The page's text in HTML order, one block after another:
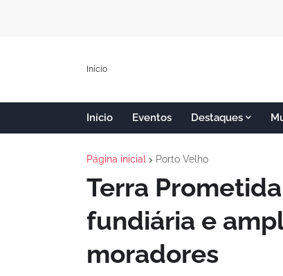
Início
Início Eventos Destaques
Página inicial Porto Velho
Terra
fundiária e
moradores